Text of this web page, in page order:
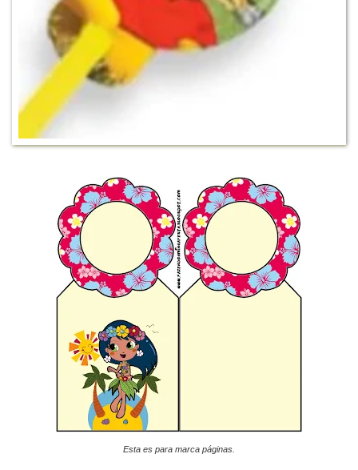
Esta es para marca páginas.